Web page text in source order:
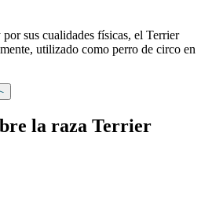
sus cualidades físicas, el Terrier
utilizado como perro de circo en
la raza Terrier